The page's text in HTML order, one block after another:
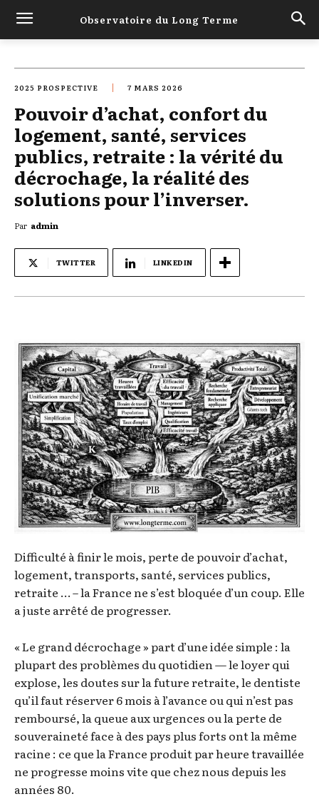
Observatoire du Long Terme
2025 PROSPECTIVE 7 MARS 2026
Pouvoir d’achat, confort du
logement, santé, services
publics, retraite : la vérité du
décrochage, la réalité des
solutions pour l’inverser.
Par admin
TWITTER LINKEDIN
Difficulté à finir le mois, perte de pouvoir d’achat,
logement, transports, santé, services publics,
retraite … – la France ne s’est bloquée d’un coup. Elle
a juste arrêté de progresser.
« Le grand décrochage » part d’une idée simple : la
plupart des problèmes du quotidien — le loyer qui
explose, les doutes sur la future retraite, le dentiste
qu’il faut réserver 6 mois à l’avance ou qui n’est pas
remboursé, la queue aux urgences ou la perte de
souveraineté face à des pays plus forts ont la même
racine : ce que la France produit par heure travaillée
ne progresse moins vite que chez nous depuis les
années 80.